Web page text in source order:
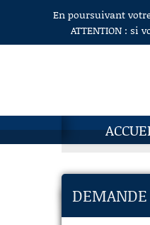
Aller au contenuEn poursuivant
ATTENTION : si